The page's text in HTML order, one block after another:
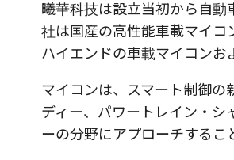
曦華科技は設立当初から自
社は国産の高性能車載マイコ
ハイエンドの車載マイコンお
マイコンは、スマート制御
ディー、パワートレイン・
ーの分野にアプローチするこ